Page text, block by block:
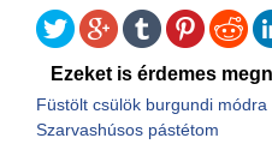
Ezeket is érdemes
Füstölt csülök burgundi módra
Szarvashúsos pástétom